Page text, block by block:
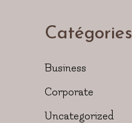
Catégories
Business
Corporate
Uncategorized